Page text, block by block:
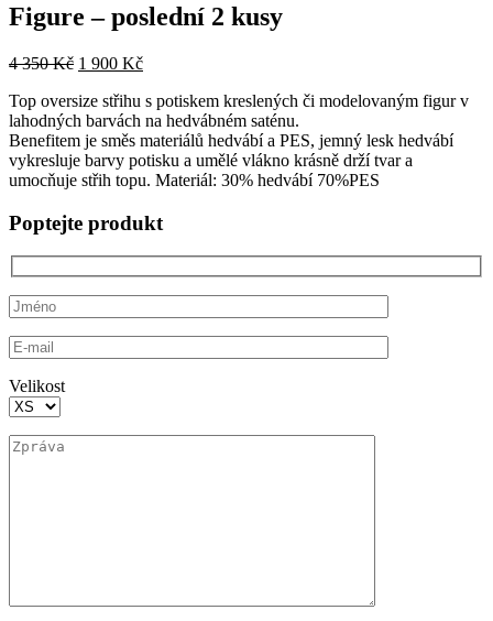
Figure – poslední 2 kusy
4 350Kč Original
was:
4
350 Kč.
1 900 KčCurrent
is:
1
900 Kč.
Top oversize střihu s potiskem kreslených či modelovaným figur v
lahodných barvách na hedvábném saténu.
Benefitem je směs materiálů hedvábí a PES, jemný lesk hedvábí
vykresluje barvy potisku a umělé vlákno krásně drží tvar a
umocňuje střih topu. Materiál: 30% hedvábí 70%PES
Poptejte produkt
Velikost